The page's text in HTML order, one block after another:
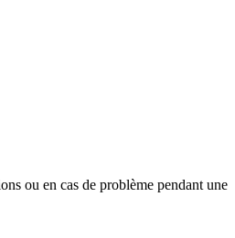
ou en cas de problème pendant une